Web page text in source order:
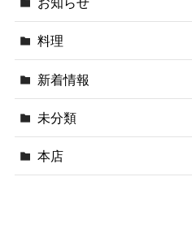
料理
新着情報
未分類
本店